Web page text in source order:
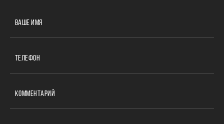
ВАШЕ ИМЯ
ТЕЛЕФОН
КОММЕНТАРИЙ